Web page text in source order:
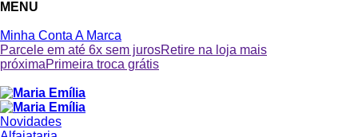
MENU
Minha Conta A Marca
Parcele em até 6x sem jurosRetire na loja mais
próximaPrimeira troca grátis
Novidades